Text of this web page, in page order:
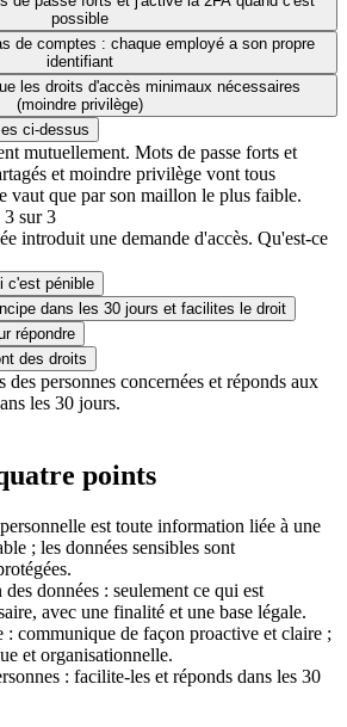
possible
de comptes : chaque employé a son propre
identifiant
les droits d'accès minimaux nécessaires
(moindre privilège)
ci-dessus
mutuellement. Mots de passe forts et
et moindre privilège vont tous
vaut que par son maillon le plus faible.
3 sur 3
introduit une demande d'accès. Qu'est-ce
c'est pénible
dans les 30 jours et facilites le droit
répondre
des droits
des personnes concernées et réponds aux
les 30 jours.
points
est toute information liée à une
; les données sensibles sont
données : seulement ce qui est
avec une finalité et une base légale.
: communique de façon proactive et claire ;
et organisationnelle.
: facilite-les et réponds dans les 30